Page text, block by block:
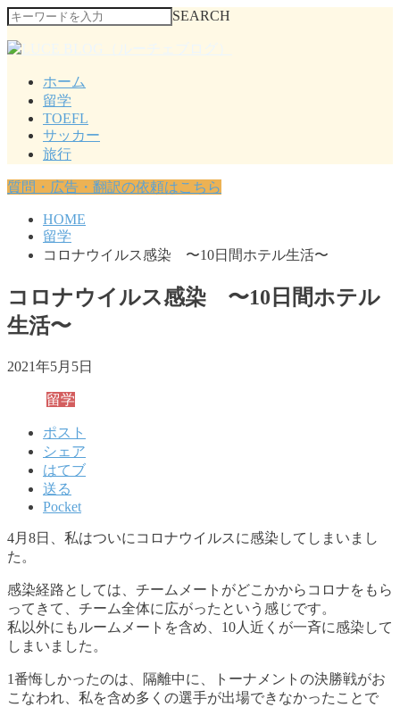
SEARCH
ホーム
留学
TOEFL
サッカー
旅行
質問・広告・翻訳の依頼はこちら
HOME
留学
コロナウイルス感染 〜10日間ホテル生活〜
コロナウイルス感染 〜10日間ホテル
生活〜
2021年5月5日
留学
ポスト
シェア
はてブ
送る
Pocket
4月8日、私はついにコロナウイルスに感染してしまいまし
た。
感染経路としては、チームメートがどこかからコロナをもら
ってきて、チーム全体に広がったという感じです。
私以外にもルームメートを含め、10人近くが一斉に感染して
しまいました。
1番悔しかったのは、隔離中に、トーナメントの決勝戦がお
こなわれ、私を含め多くの選手が出場できなかったことで